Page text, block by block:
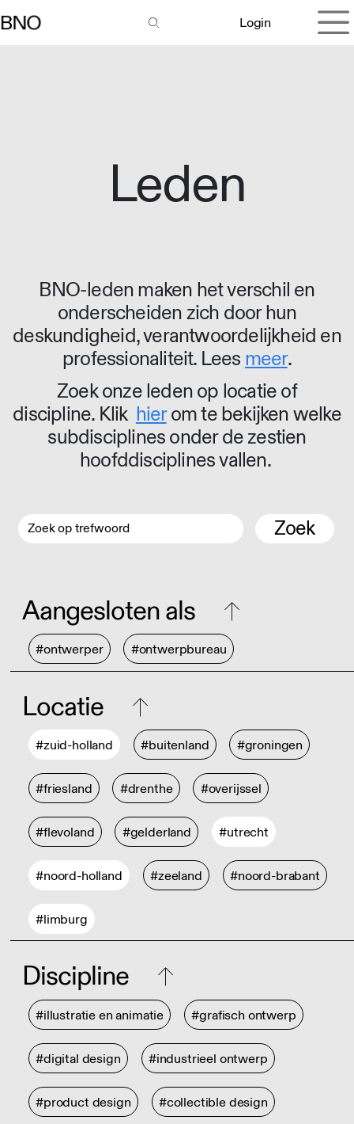
Login
Leden
BNO-leden maken het verschil en
onderscheiden zich door hun
deskundigheid, verantwoordelijkheid en
professionaliteit. Lees meer.
Zoek onze leden op locatie of
discipline. Klik hierom te bekijken welke
subdisciplines onder de zestien
hoofddisciplines vallen.
Zoek
Aangesloten als
#ontwerper #ontwerpbureau
Locatie
#zuid-holland #buitenland #groningen
#friesland #drenthe #overijssel
#flevoland #gelderland #utrecht
#noord-holland #zeeland #noord-brabant
#limburg
Discipline
#illustratie en animatie #grafisch ontwerp
#digital design #industrieel ontwerp
#product design #collectible design